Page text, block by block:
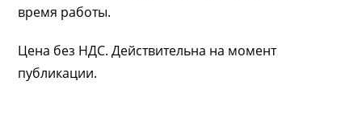
время работы.
Цена без НДС. Действительна на момент
публикации.